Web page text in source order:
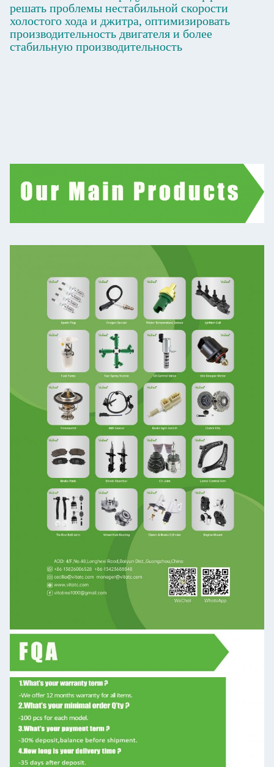
решать проблемы нестабильной скорости
холостого хода и джитра, оптимизировать
производительность двигателя и более
стабильную производительность